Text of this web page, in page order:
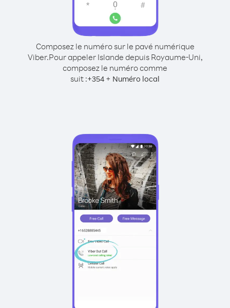
Composez le numéro sur le pavé numérique
Viber.Pour appeler Islande depuis Royaume-Uni,
composez le numéro comme
suit :+354 + Numéro local